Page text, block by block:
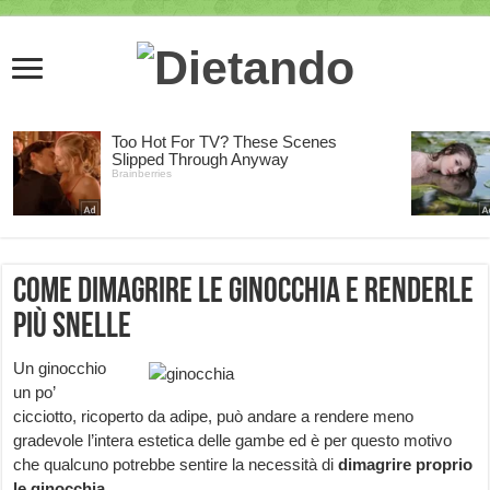
Come dimagrire le Ginocchia e renderle
più Snelle
Un ginocchio
un po’
cicciotto, ricoperto da adipe, può andare a rendere meno
gradevole l’intera estetica delle gambe ed è per questo motivo
che qualcuno potrebbe sentire la necessità didimagrire proprio